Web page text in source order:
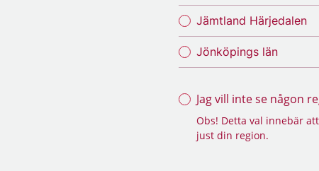
Jämtland Härjedalen
Jönköpings län
Jag vill inte se någon
Obs! Detta val innebär
just din region.